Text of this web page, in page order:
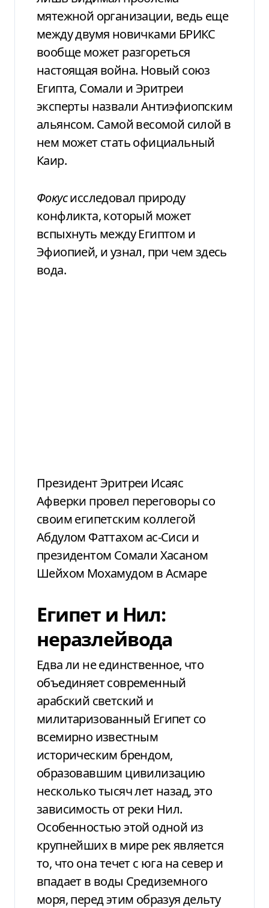
мятежной организации, ведь еще
между двумя новичками БРИКС
вообще может разгореться
настоящая война. Новый союз
Египта, Сомали и Эритреи
эксперты назвали Антиэфиопским
альянсом. Самой весомой силой в
нем может стать официальный
Каир.
Фокусисследовал природу
конфликта, который может
вспыхнуть между Египтом и
Эфиопией, и узнал, при чем здесь
вода.
Президент Эритреи Исаяс
Афверки провел переговоры со
своим египетским коллегой
Абдулом Фаттахом ас-Сиси и
президентом Сомали Хасаном
Шейхом Мохамудом в Асмаре
Египет и Нил:
неразлейвода
Едва ли не единственное, что
объединяет современный
арабский светский и
милитаризованный Египет со
всемирно известным
историческим брендом,
образовавшим цивилизацию
несколько тысяч лет назад, это
зависимость от реки Нил.
Особенностью этой одной из
крупнейших в мире рек является
то, что она течет с юга на север и
впадает в воды Средиземного
моря, перед этим образуя дельту